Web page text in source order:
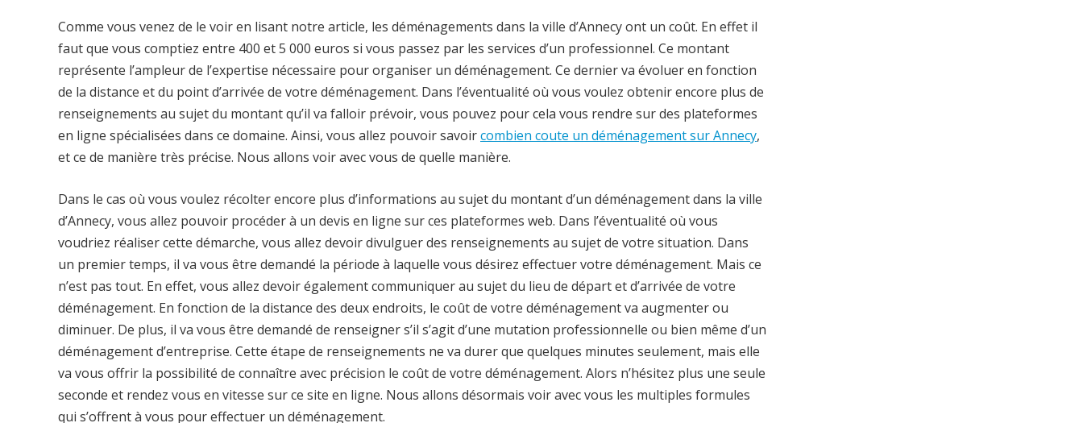
Comme vous venez de le voir en lisant notre article, les déménagements dans la ville d’Annecy ont un coût. En effet il
faut que vous comptiez entre 400 et 5 000 euros si vous passez par les services d’un professionnel. Ce montant
représente l’ampleur de l’expertise nécessaire pour organiser un déménagement. Ce dernier va évoluer en fonction
de la distance et du point d’arrivée de votre déménagement. Dans l’éventualité où vous voulez obtenir encore plus de
renseignements au sujet du montant qu’il va falloir prévoir, vous pouvez pour cela vous rendre sur des plateformes
en ligne spécialisées dans ce domaine. Ainsi, vous allez pouvoir savoircombien coute un déménagement sur Annecy,
et ce de manière très précise. Nous allons voir avec vous de quelle manière.
Dans le cas où vous voulez récolter encore plus d’informations au sujet du montant d’un déménagement dans la ville
d’Annecy, vous allez pouvoir procéder à un devis en ligne sur ces plateformes web. Dans l’éventualité où vous
voudriez réaliser cette démarche, vous allez devoir divulguer des renseignements au sujet de votre situation. Dans
un premier temps, il va vous être demandé la période à laquelle vous désirez effectuer votre déménagement. Mais ce
n’est pas tout. En effet, vous allez devoir également communiquer au sujet du lieu de départ et d’arrivée de votre
déménagement. En fonction de la distance des deux endroits, le coût de votre déménagement va augmenter ou
diminuer. De plus, il va vous être demandé de renseigner s’il s’agit d’une mutation professionnelle ou bien même d’un
déménagement d’entreprise. Cette étape de renseignements ne va durer que quelques minutes seulement, mais elle
va vous offrir la possibilité de connaître avec précision le coût de votre déménagement. Alors n’hésitez plus une seule
seconde et rendez vous en vitesse sur ce site en ligne. Nous allons désormais voir avec vous les multiples formules
qui s’offrent à vous pour effectuer un déménagement.